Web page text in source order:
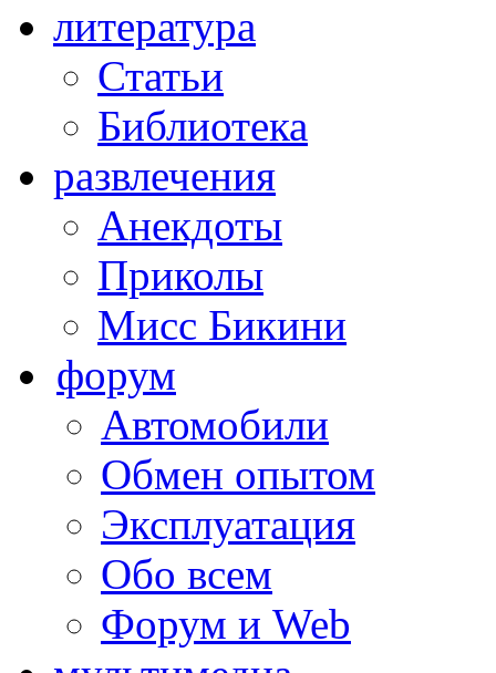
литература
Статьи
Библиотека
развлечения
Анекдоты
Приколы
Мисс Бикини
форум
Автомобили
Обмен опытом
Эксплуатация
Обо всем
Форум и Web